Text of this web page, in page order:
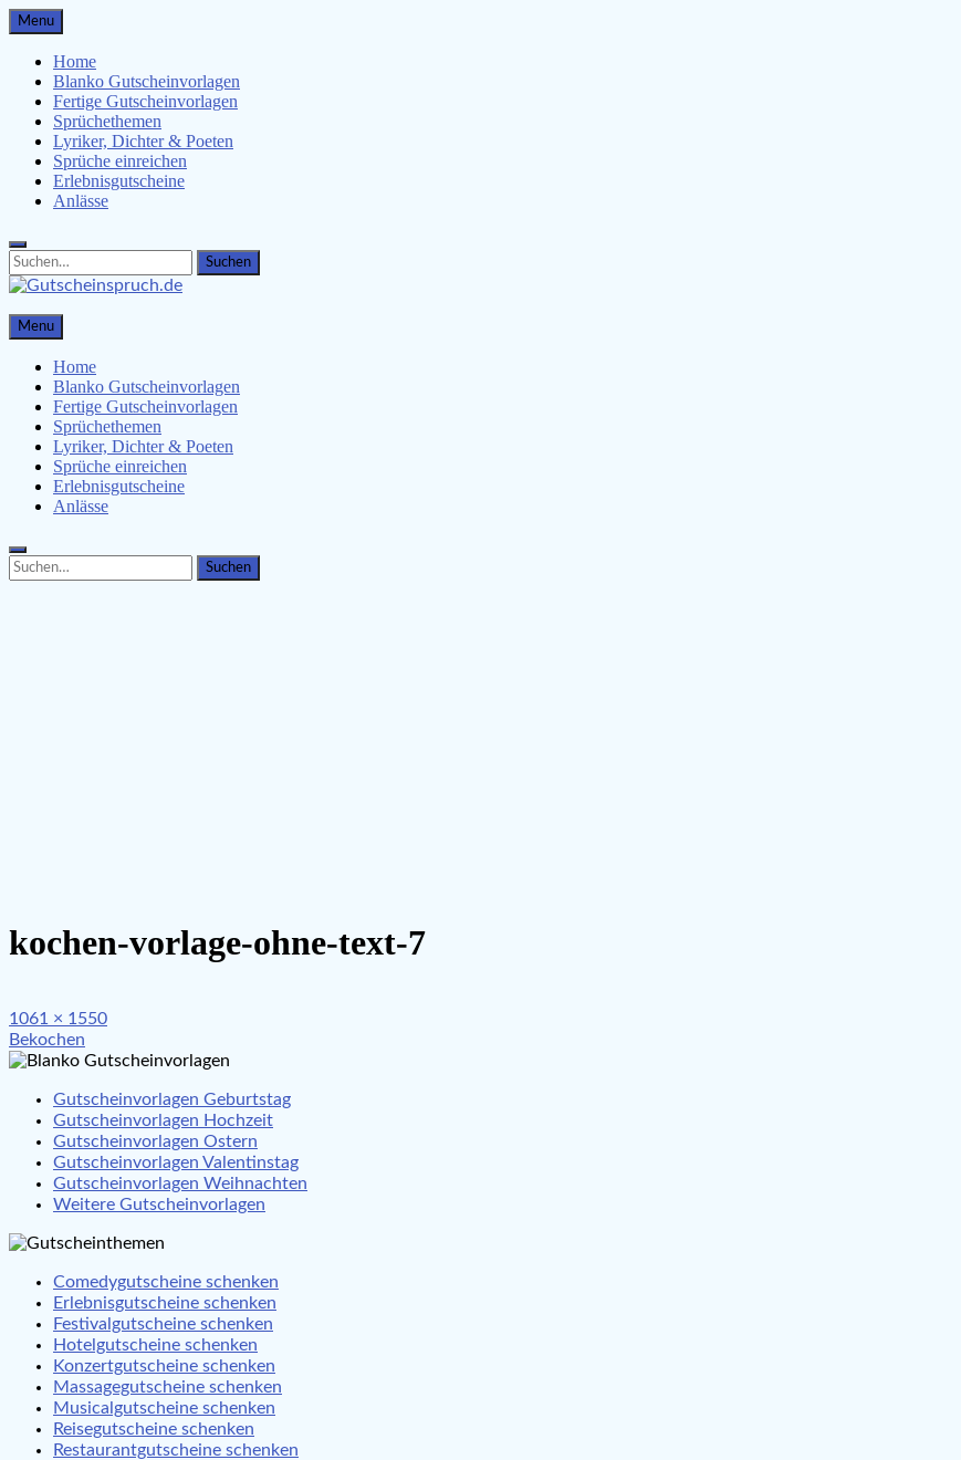
Skip
to
content
Menu
Home
Blanko Gutscheinvorlagen
Fertige Gutscheinvorlagen
Sprüchethemen
Lyriker, Dichter & Poeten
Sprüche einreichen
Erlebnisgutscheine
Anlässe
Search
for:
Search
Gutscheinspruch.de
Gutscheinsprüche & Gutscheinvorlagen finden
Menu
Home
Blanko Gutscheinvorlagen
Fertige Gutscheinvorlagen
Sprüchethemen
Lyriker, Dichter & Poeten
Sprüche einreichen
Erlebnisgutscheine
Anlässe
Search
for:
Search
kochen-vorlage-ohne-text-7
Full
size
1061 × 1550
Beitragsnavigation
Bekochen
Gutscheinvorlagen Geburtstag
Gutscheinvorlagen Hochzeit
Gutscheinvorlagen Ostern
Gutscheinvorlagen Valentinstag
Gutscheinvorlagen Weihnachten
Weitere Gutscheinvorlagen
Comedygutscheine schenken
Erlebnisgutscheine schenken
Festivalgutscheine schenken
Hotelgutscheine schenken
Konzertgutscheine schenken
Massagegutscheine schenken
Musicalgutscheine schenken
Reisegutscheine schenken
Restaurantgutscheine schenken